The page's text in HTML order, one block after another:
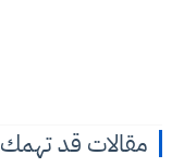
مقالات قد تهمك